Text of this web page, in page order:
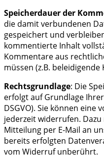
Speicherdauer der
die damit verbundenen
gespeichert und
kommentierte Inhalt
Kommentare aus
müssen (z.B.
Rechtsgrundlage: Die
erfolgt auf Grundlage
DSGVO). Sie können eine
jederzeit widerrufen.
Mitteilung per E-Mail an
bereits erfolgten
vom Widerruf unberührt.